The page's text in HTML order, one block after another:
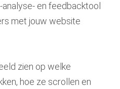
en feedbacktool
met jouw website
zien op welke
hoe ze scrollen en